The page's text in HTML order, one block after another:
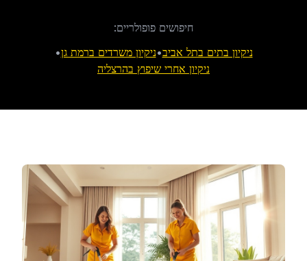
חיפושים פופולריים:
ניקיון בתים בתל אביב•ניקיון משרדים ברמת גן•
ניקיון אחרי שיפוץ בהרצליה